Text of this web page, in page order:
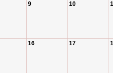
9 10
16 17